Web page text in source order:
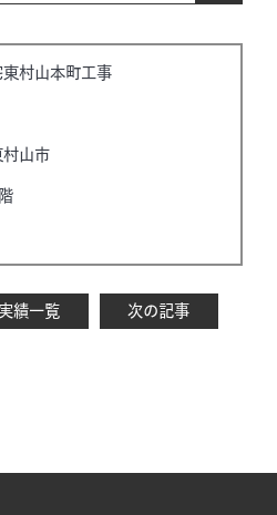
村山本町工事
村山市
実績一覧 次の記事